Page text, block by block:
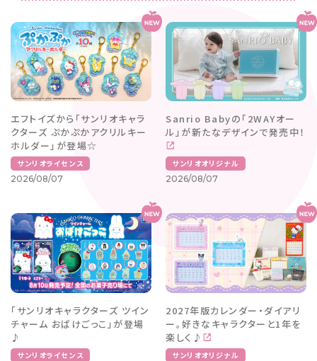
エフトイズから「サンリオキャラ
クターズ ぷかぷかアクリルキー
ホルダー」が登場☆
サンリオライセンス
2026/08/07
Sanrio Babyの「2WAYオー
ル」が新たなデザインで発売中！
サンリオオリジナル
2026/08/07
「サンリオキャラクターズ ツイン
チャーム おばけごっこ」が登場
♪
サンリオライセンス
2027年版カレンダー・ダイアリ
ー。好きなキャラクターと1年を
楽しく♪
サンリオオリジナル